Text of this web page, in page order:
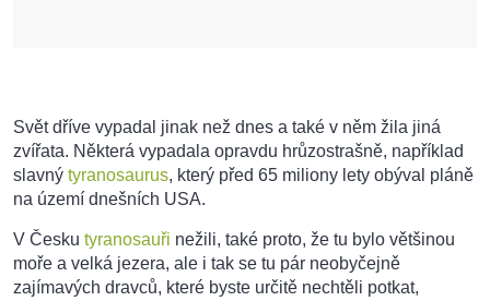
Svět dříve vypadal jinak než dnes a také v něm žila jiná
zvířata. Některá vypadala opravdu hrůzostrašně, například
slavný tyranosaurus, který před 65 miliony lety obýval pláně
na území dnešních USA.
V Česku tyranosauři nežili, také proto, že tu bylo většinou
moře a velká jezera, ale i tak se tu pár neobyčejně
zajímavých dravců, které byste určitě nechtěli potkat,